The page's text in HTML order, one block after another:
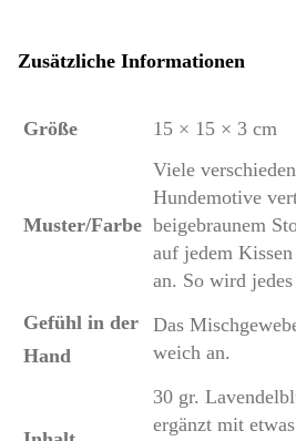
Zusätzliche Informationen
Größe 15 × 15 × 3 cm
Muster/Farbe
Viele
Hundemotive
beigebraunem
auf jedem
an. So wird
Gefühl in der
Hand
Das
weich an.
30 gr.
ergänzt mit